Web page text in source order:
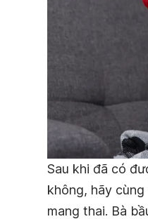
Sau khi đã có
không, hãy
mang thai. Bà